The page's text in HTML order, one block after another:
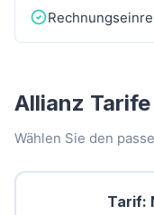
Allianz
Wählen Sie den
Tarif: